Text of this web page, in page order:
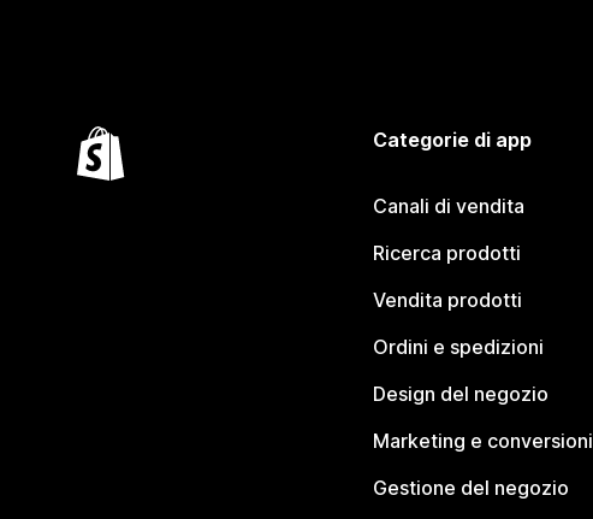
Categorie di app
Canali di vendita
Ricerca prodotti
Vendita prodotti
Ordini e spedizioni
Design del negozio
Marketing e conversioni
Gestione del negozio